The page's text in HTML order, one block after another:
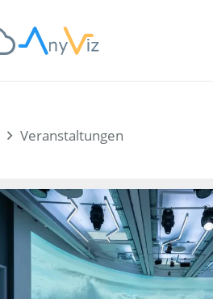
Veranstaltungen